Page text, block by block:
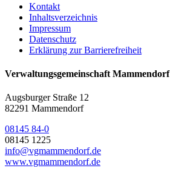
Kontakt
Inhaltsverzeichnis
Impressum
Datenschutz
Erklärung zur Barrierefreiheit
Verwaltungsgemeinschaft Mammendorf
Augsburger Straße 12
82291 Mammendorf
08145 84-0
08145 1225
info@vgmammendorf.de
www.vgmammendorf.de